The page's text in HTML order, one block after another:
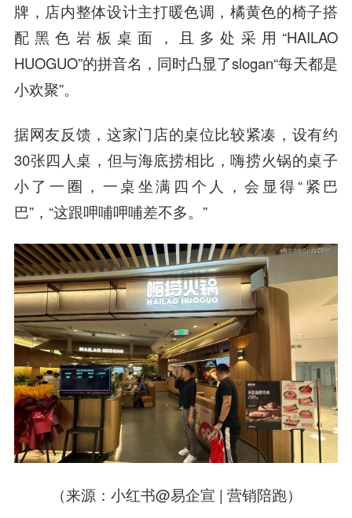
牌，店内整体设计主打暖色调，橘黄色的椅子搭
配黑色岩板桌面，且多处采用“HAILAO
HUOGUO”的拼音名，同时凸显了slogan“每天都是
小欢聚”。
据网友反馈，这家门店的桌位比较紧凑，设有约
30张四人桌，但与海底捞相比，嗨捞火锅的桌子
小了一圈，一桌坐满四个人，会显得“紧巴
巴”，“这跟呷哺呷哺差不多。”
（来源：小红书@易企宣 | 营销陪跑）